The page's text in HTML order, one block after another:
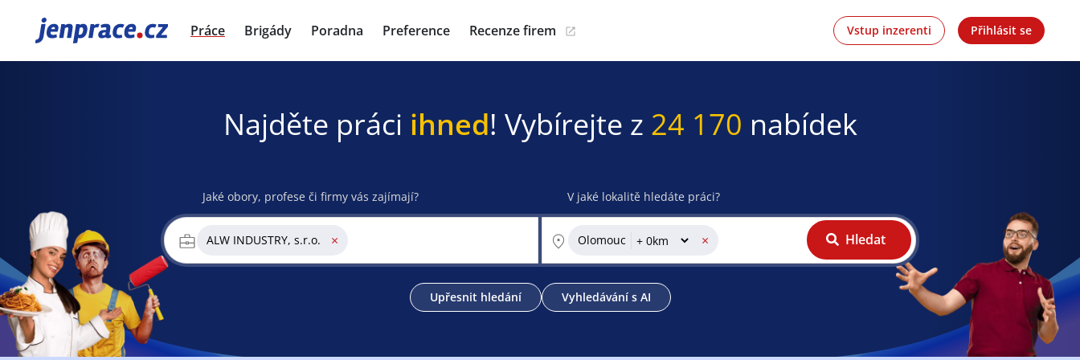
JenPráce.cz Práce Brigády Poradna Preference Recenze firem Vstup inzerenti Přihlásit se
Najděte práci ihned! Vybírejte z 24 170 nabídek
Jaké obory, profese či firmy vás zajímají?
ALW INDUSTRY, s.r.o. ×
V jaké lokalitě hledáte práci?
Olomouc × Hledat
Upřesnit hledání Vyhledávání s AI